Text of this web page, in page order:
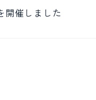
開催しました